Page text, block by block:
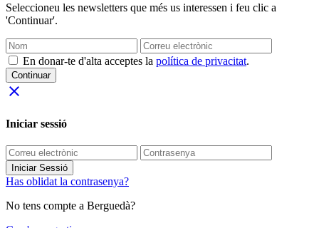
Seleccioneu les newsletters que més us interessen i feu clic a
'Continuar'.
En donar-te d'alta acceptes la política de privacitat.
Continuar
close
Iniciar sessió
Iniciar Sessió
Has oblidat la contrasenya?
No tens compte a Berguedà?